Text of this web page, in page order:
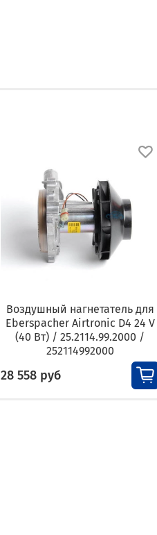
Воздушный нагнетатель для
Eberspacher Airtronic D4 24 V
(40 Вт) / 25.2114.99.2000 /
252114992000
28 558 руб